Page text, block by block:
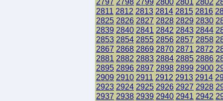
2811 2812 2813 2814 2815 2816
2825 2826 2827 2828 2829 2830
2839 2840 2841 2842 2843 2844
2853 2854 2855 2856 2857 2858
2867 2868 2869 2870 2871 2872
2881 2882 2883 2884 2885 2886
2895 2896 2897 2898 2899 2900
2909 2910 2911 2912 2913 2914
2923 2924 2925 2926 2927 2928
2937 2938 2939 2940 2941 2942